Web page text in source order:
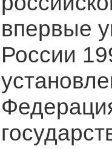
впервые
России